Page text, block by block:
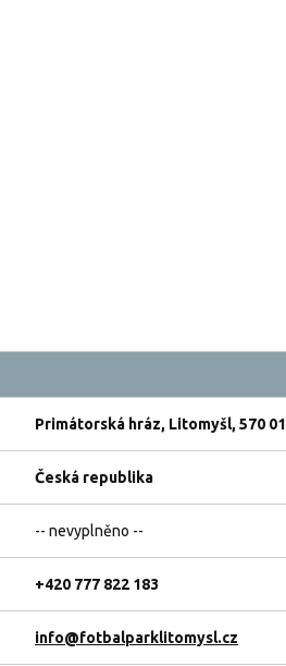
Primátorská hráz, Litomyšl, 570 01
Česká republika
-- nevyplněno --
+420 777 822 183
info@fotbalparklitomysl.cz